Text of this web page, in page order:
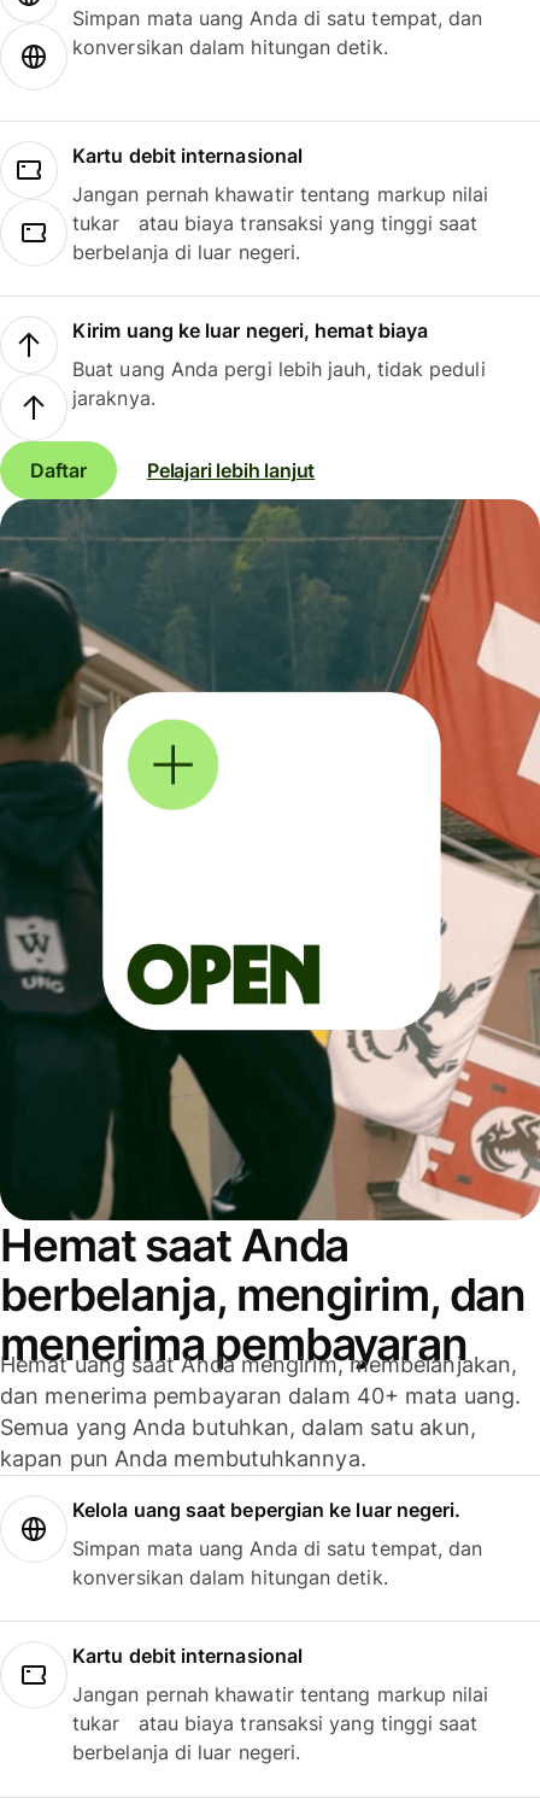
Simpan mata uang Anda di satu tempat, dan
konversikan dalam hitungan detik.
Kartu debit internasional
Jangan pernah khawatir tentang markup nilai
tukar atau biaya transaksi yang tinggi saat
berbelanja di luar negeri.
Kirim uang ke luar negeri, hemat biaya
Buat uang Anda pergi lebih jauh, tidak peduli
jaraknya.
Daftar Pelajari lebih lanjut
Hemat saat Anda
berbelanja, mengirim, dan
menerima pembayaran
Hemat uang saat Anda mengirim, membelanjakan,
dan menerima pembayaran dalam 40+ mata uang.
Semua yang Anda butuhkan, dalam satu akun,
kapan pun Anda membutuhkannya.
Kelola uang saat bepergian ke luar negeri.
Simpan mata uang Anda di satu tempat, dan
konversikan dalam hitungan detik.
Kartu debit internasional
Jangan pernah khawatir tentang markup nilai
tukar atau biaya transaksi yang tinggi saat
berbelanja di luar negeri.